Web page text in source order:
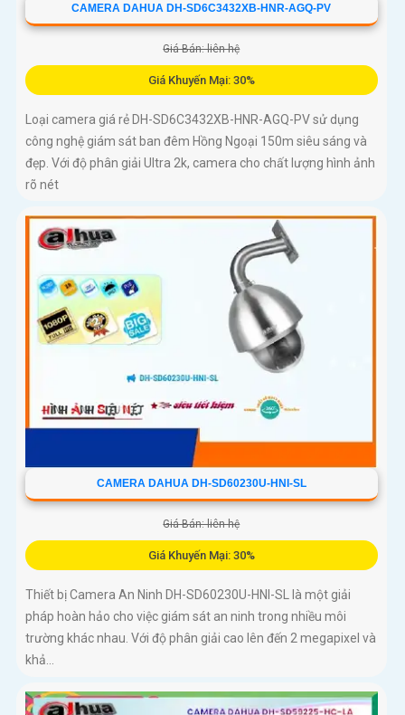
CAMERA DAHUA DH-SD6C3432XB-HNR-AGQ-PV
Giá Bán: liên hệ
Giá Khuyến Mại: 30%
Loại camera giá rẻ DH-SD6C3432XB-HNR-AGQ-PV sử dụng
công nghệ giám sát ban đêm Hồng Ngoại 150m siêu sáng và
đẹp. Với độ phân giải Ultra 2k, camera cho chất lượng hình ảnh
rõ nét
CAMERA DAHUA DH-SD60230U-HNI-SL
Giá Bán: liên hệ
Giá Khuyến Mại: 30%
Thiết bị Camera An Ninh DH-SD60230U-HNI-SL là một giải
pháp hoàn hảo cho việc giám sát an ninh trong nhiều môi
trường khác nhau. Với độ phân giải cao lên đến 2 megapixel và
khả...